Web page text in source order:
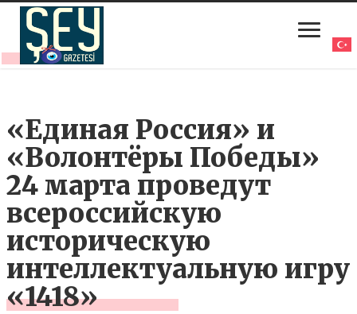
«Единая Россия» и
«Волонтёры Победы»
24 марта проведут
всероссийскую
историческую
интеллектуальную игру
«1418»